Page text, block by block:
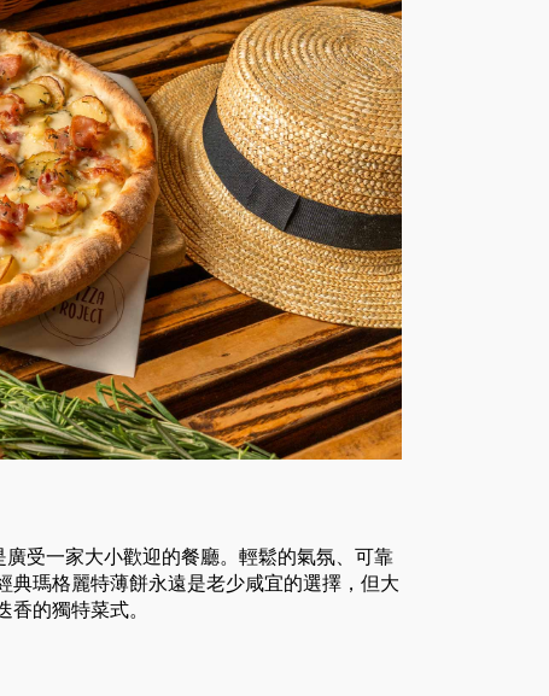
受一家大小歡迎的餐廳。輕鬆的氣氛、可靠
典瑪格麗特薄餅永遠是老少咸宜的選擇，但大
的獨特菜式。